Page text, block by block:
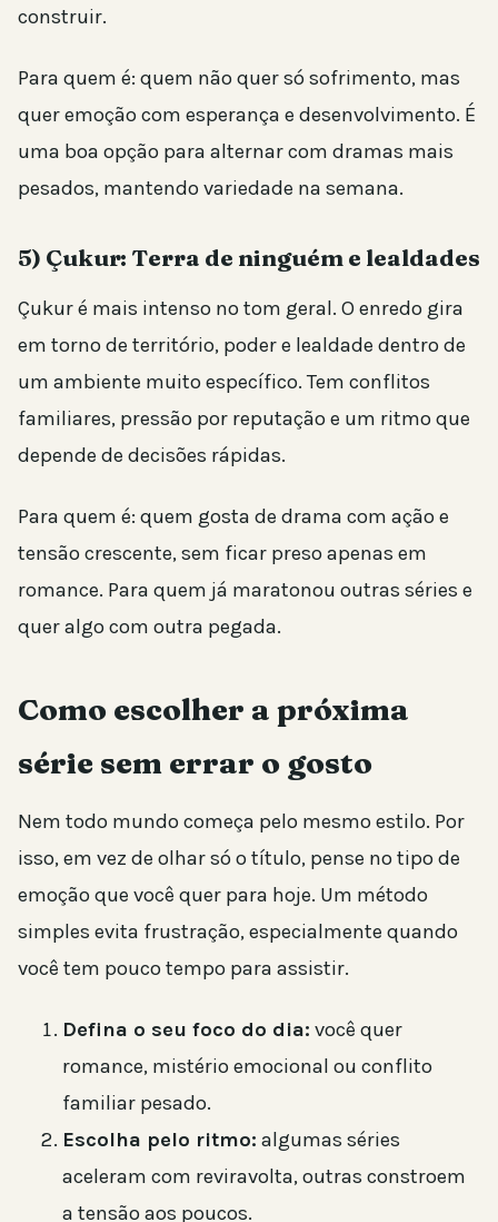
construir.
Para quem é: quem não quer só sofrimento, mas
quer emoção com esperança e desenvolvimento. É
uma boa opção para alternar com dramas mais
pesados, mantendo variedade na semana.
5) Çukur: Terra de ninguém e lealdades
Çukur é mais intenso no tom geral. O enredo gira
em torno de território, poder e lealdade dentro de
um ambiente muito específico. Tem conflitos
familiares, pressão por reputação e um ritmo que
depende de decisões rápidas.
Para quem é: quem gosta de drama com ação e
tensão crescente, sem ficar preso apenas em
romance. Para quem já maratonou outras séries e
quer algo com outra pegada.
Como escolher a próxima
série sem errar o gosto
Nem todo mundo começa pelo mesmo estilo. Por
isso, em vez de olhar só o título, pense no tipo de
emoção que você quer para hoje. Um método
simples evita frustração, especialmente quando
você tem pouco tempo para assistir.
Defina o seu foco do dia: você quer
romance, mistério emocional ou conflito
familiar pesado.
Escolha pelo ritmo: algumas séries
aceleram com reviravolta, outras constroem
a tensão aos poucos.